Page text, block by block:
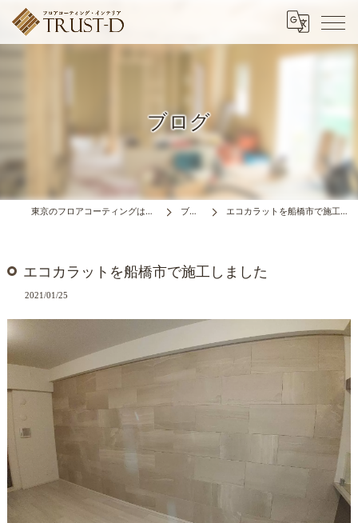
ブログ
東京のフロアコーティングはTRUST-D ブログ エコカラットを船橋市で施工しました
エコカラットを船橋市で施工しました
2021/01/25